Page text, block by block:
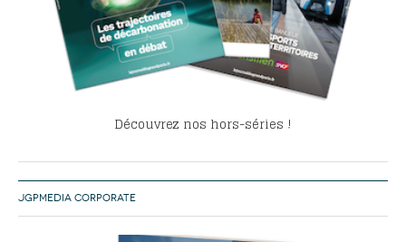
Découvrez nos hors-séries !
JGPMEDIA CORPORATE